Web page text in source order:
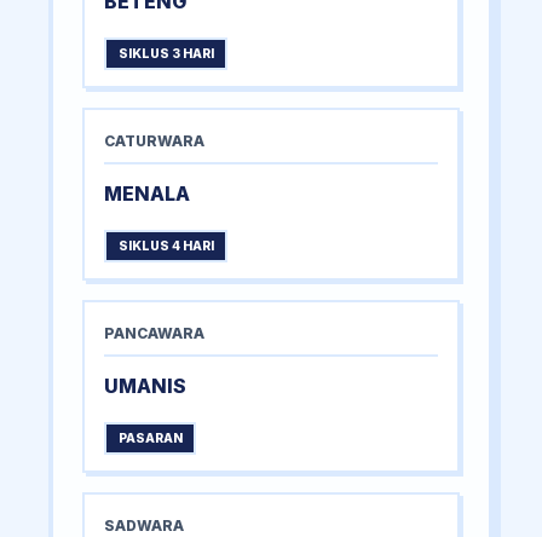
SIKLUS 3 HARI
CATURWARA
MENALA
SIKLUS 4 HARI
PANCAWARA
UMANIS
PASARAN
SADWARA